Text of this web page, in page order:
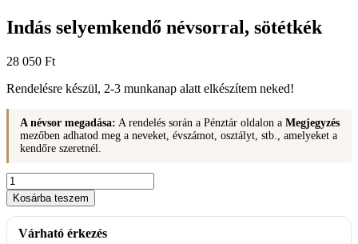
Indás selyemkendő névsorral, sötétkék
28 050 Ft
Rendelésre készül, 2-3 munkanap alatt elkészítem neked!
A névsor megadása: A rendelés során a Pénztár oldalon a Megjegyzés
mezőben adhatod meg a neveket, évszámot, osztályt, stb., amelyeket a
kendőre szeretnél.
Indás
selyemkendő
névsorral,
sötétkék
mennyiség
Kosárba teszem
Várható érkezés